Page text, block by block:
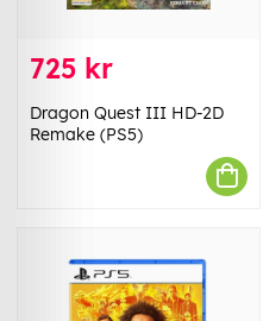
725 kr
Dragon Quest III HD-2D
Remake (PS5)